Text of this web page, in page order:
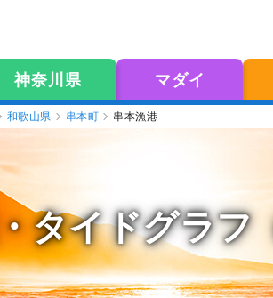
神奈川県 マダイ
和歌山県 串本町 串本漁港
タイドグラフ